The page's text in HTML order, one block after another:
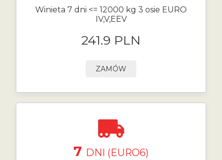
Winieta 7 dni <= 12000 kg 3 osie EURO
IV,V,EEV
241.9 PLN
ZAMÓW
7 DNI (EURO6)